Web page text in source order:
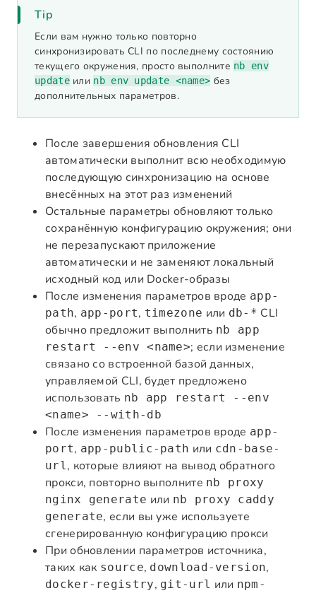
Tip
Если вам нужно только повторно
синхронизировать CLI по последнему состоянию
текущего окружения, просто выполните nb env
updateили nb env update <name> без
дополнительных параметров.
После завершения обновления CLI
автоматически выполнит всю необходимую
последующую синхронизацию на основе
внесённых на этот раз изменений
Остальные параметры обновляют только
сохранённую конфигурацию окружения; они
не перезапускают приложение
автоматически и не заменяют локальный
исходный код или Docker-образы
После изменения параметров вроде app-
path, app-port, timezone или db-* CLI
обычно предложит выполнить nb app
restart --env <name>; если изменение
связано со встроенной базой данных,
управляемой CLI, будет предложено
использовать nb app restart --env
<name> --with-db
После изменения параметров вроде app-
port, app-public-path или cdn-base-
url, которые влияют на вывод обратного
прокси, повторно выполните nb proxy
nginx generate или nb proxy caddy
generate, если вы уже используете
сгенерированную конфигурацию прокси
При обновлении параметров источника,
таких как source, download-version,
docker-registry, git-url или npm-